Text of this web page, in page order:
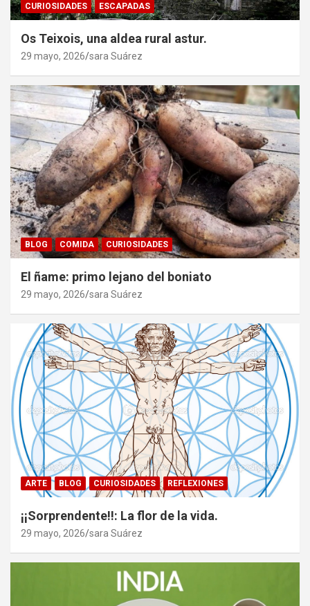
CURIOSIDADES ESCAPADAS
Os Teixois, una aldea rural astur.
29 mayo, 2026 sara Suárez
BLOG COMIDA CURIOSIDADES
El ñame: primo lejano del boniato
29 mayo, 2026 sara Suárez
ARTE BLOG CURIOSIDADES REFLEXIONES
¡¡Sorprendente!!: La flor de la vida.
29 mayo, 2026 sara Suárez